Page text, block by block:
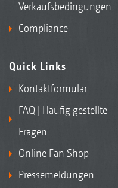
Verkaufsbedingungen
Compliance
Quick Links
Kontaktformular
FAQ | Häufig gestellte
Fragen
Online Fan Shop
Pressemeldungen